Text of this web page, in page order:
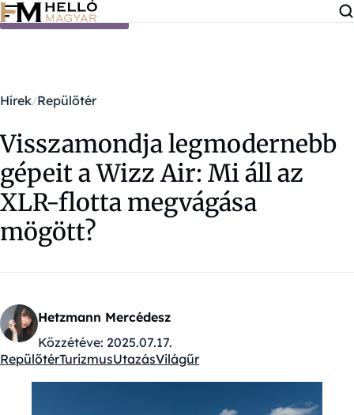
Ugrás a tartalomra
Hírek Repülőtér
Visszamondja legmodernebb
gépeit a Wizz Air: Mi áll az
XLR-flotta megvágása
mögött?
Hetzmann Mercédesz
Közzétéve: 2025.07.17.
Kategóriák:
RepülőtérTurizmusUtazásVilágűr